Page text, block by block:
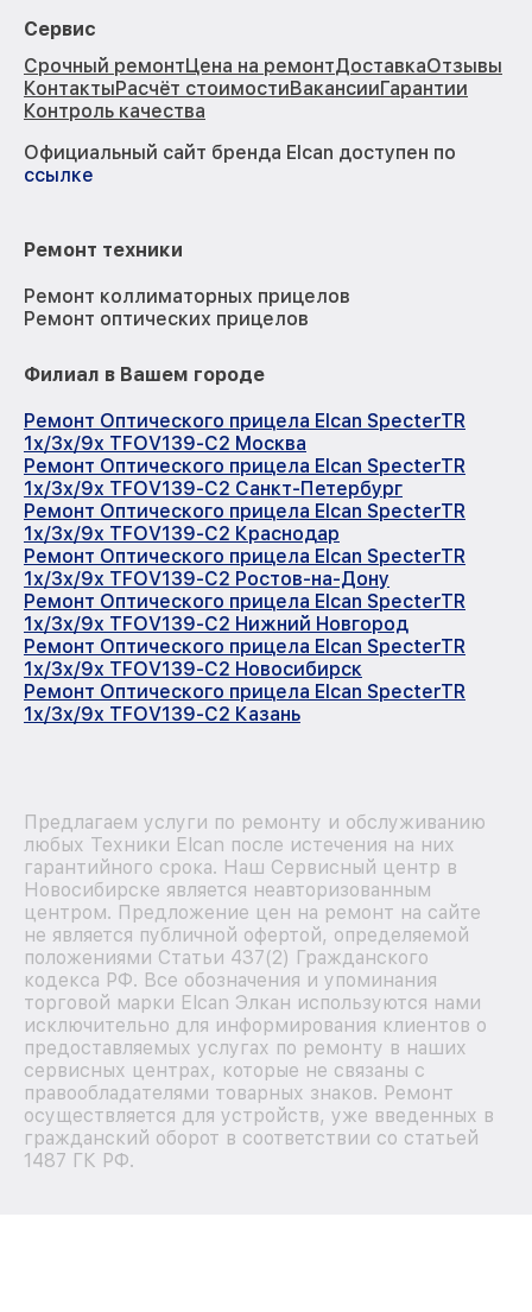
Сервис
Срочный ремонтЦена на ремонтДоставкаОтзывы
КонтактыРасчёт стоимостиВакансииГарантии
Контроль качества
Официальный сайт бренда Elcan доступен по
ссылке
Ремонт техники
Ремонт коллиматорных прицелов
Ремонт оптических прицелов
Филиал в Вашем городе
Ремонт Оптического прицела Elcan SpecterTR
1x/3x/9x TFOV139-C2 Москва
Ремонт Оптического прицела Elcan SpecterTR
1x/3x/9x TFOV139-C2 Санкт-Петербург
Ремонт Оптического прицела Elcan SpecterTR
1x/3x/9x TFOV139-C2 Краснодар
Ремонт Оптического прицела Elcan SpecterTR
1x/3x/9x TFOV139-C2 Ростов-на-Дону
Ремонт Оптического прицела Elcan SpecterTR
1x/3x/9x TFOV139-C2 Нижний Новгород
Ремонт Оптического прицела Elcan SpecterTR
1x/3x/9x TFOV139-C2 Новосибирск
Ремонт Оптического прицела Elcan SpecterTR
1x/3x/9x TFOV139-C2 Казань
Предлагаем услуги по ремонту и обслуживанию
любых Техники Elcan после истечения на них
гарантийного срока. Наш Сервисный центр в
Новосибирске является неавторизованным
центром. Предложение цен на ремонт на сайте
не является публичной офертой, определяемой
положениями Статьи 437(2) Гражданского
кодекса РФ. Все обозначения и упоминания
торговой марки Elcan Элкан используются нами
исключительно для информирования клиентов о
предоставляемых услугах по ремонту в наших
сервисных центрах, которые не связаны с
правообладателями товарных знаков. Ремонт
осуществляется для устройств, уже введенных в
гражданский оборот в соответствии со статьей
1487 ГК РФ.